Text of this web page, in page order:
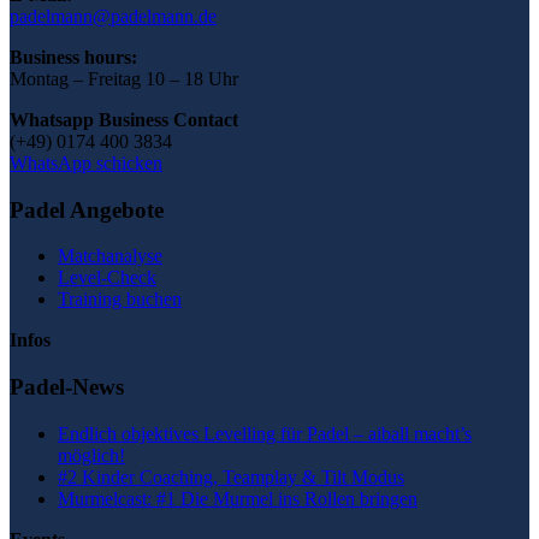
padelmann@padelmann.de
Business hours:
Montag – Freitag 10 – 18 Uhr
Whatsapp Business Contact
(+49) 0174 400 3834
WhatsApp schicken
Padel Angebote
Matchanalyse
Level-Check
Training buchen
Infos
Padel-News
Endlich objektives Levelling für Padel – aiball macht’s
möglich!
#2 Kinder Coaching, Teamplay & Tilt Modus
Murmelcast: #1 Die Murmel ins Rollen bringen